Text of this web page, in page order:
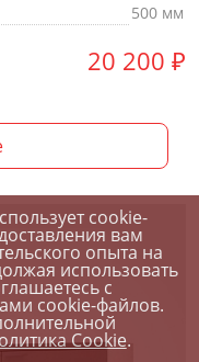
500 мм
20 200 ₽
cookie-
вам
опыта на
использовать
с
cookie-файлов.
Cookie.